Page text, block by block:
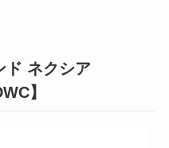
ド ネクシア
】